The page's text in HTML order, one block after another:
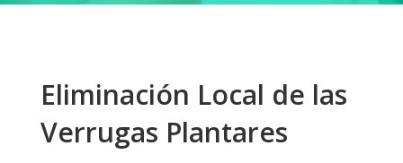
Eliminación Local de las
Verrugas Plantares